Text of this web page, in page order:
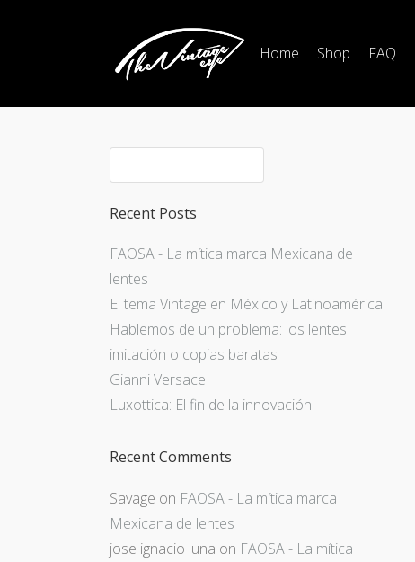
Home Shop FAQ
Recent Posts
FAOSA - La mítica marca Mexicana de
lentes
El tema Vintage en México y Latinoamérica
Hablemos de un problema: los lentes
imitación o copias baratas
Gianni Versace
Luxottica: El fin de la innovación
Recent Comments
Savage on FAOSA - La mítica marca
Mexicana de lentes
jose ignacio luna on FAOSA - La mítica